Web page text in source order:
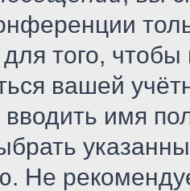
того, чтобы
вашей
имя
Не